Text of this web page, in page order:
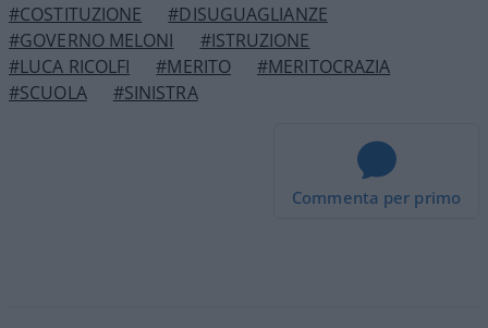
#COSTITUZIONE
#DISUGUAGLIANZE
#GOVERNO MELONI
#ISTRUZIONE
#LUCA RICOLFI
#MERITO
#MERITOCRAZIA
#SCUOLA
#SINISTRA
Commenta per primo